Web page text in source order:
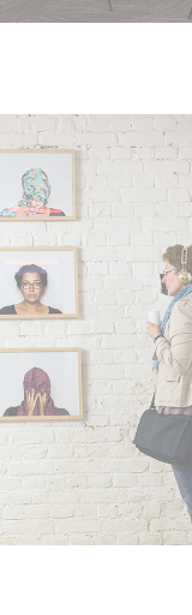
IDENTITY I : F2 FESTIVAL